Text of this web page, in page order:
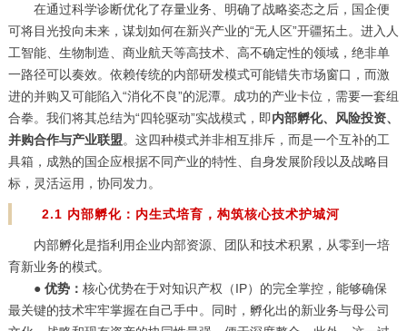
在通过科学诊断优化了存量业务、明确了战略姿态之后，国企便
可将目光投向未来，谋划如何在新兴产业的“无人区”开疆拓土。进入人
工智能、生物制造、商业航天等高技术、高不确定性的领域，绝非单
一路径可以奏效。依赖传统的内部研发模式可能错失市场窗口，而激
进的并购又可能陷入“消化不良”的泥潭。成功的产业卡位，需要一套组
合拳。我们将其总结为“四轮驱动”实战模式，即内部孵化、风险投资、
并购合作与产业联盟。这四种模式并非相互排斥，而是一个互补的工
具箱，成熟的国企应根据不同产业的特性、自身发展阶段以及战略目
标，灵活运用，协同发力。
2.1 内部孵化：内生式培育，构筑核心技术护城河
内部孵化是指利用企业内部资源、团队和技术积累，从零到一培
育新业务的模式。
●优势： 核心优势在于对知识产权（IP）的完全掌控，能够确保
最关键的技术牢牢掌握在自己手中。同时，孵化出的新业务与母公司